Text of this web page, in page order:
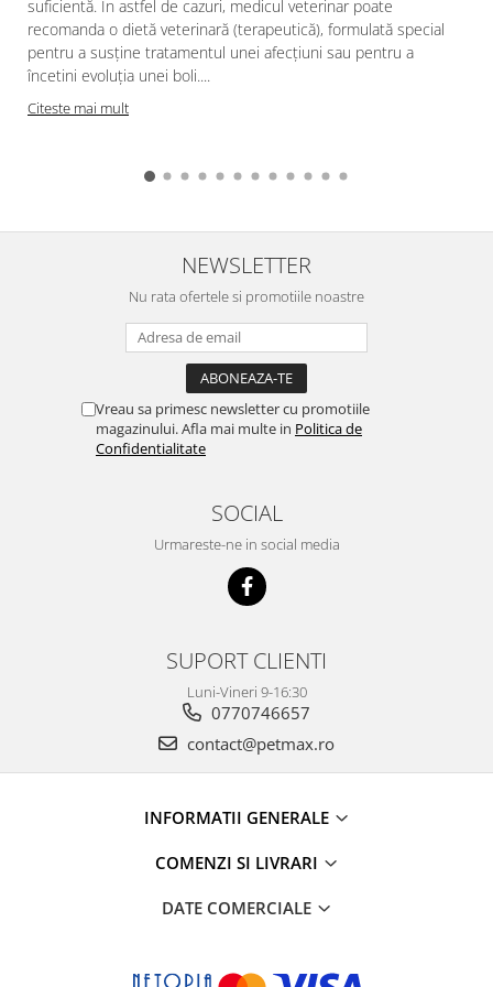
suficientă. În astfel de cazuri, medicul veterinar poate
recomanda o dietă veterinară (terapeutică), formulată special
pentru a susține tratamentul unei afecțiuni sau pentru a
încetini evoluția unei boli....
Citeste mai mult
NEWSLETTER
Nu rata ofertele si promotiile noastre
Vreau sa primesc newsletter cu promotiile
magazinului. Afla mai multe in Politica de
Confidentialitate
SOCIAL
Urmareste-ne in social media
SUPORT CLIENTI
Luni-Vineri 9-16:30
0770746657
contact@petmax.ro
INFORMATII GENERALE
COMENZI SI LIVRARI
DATE COMERCIALE